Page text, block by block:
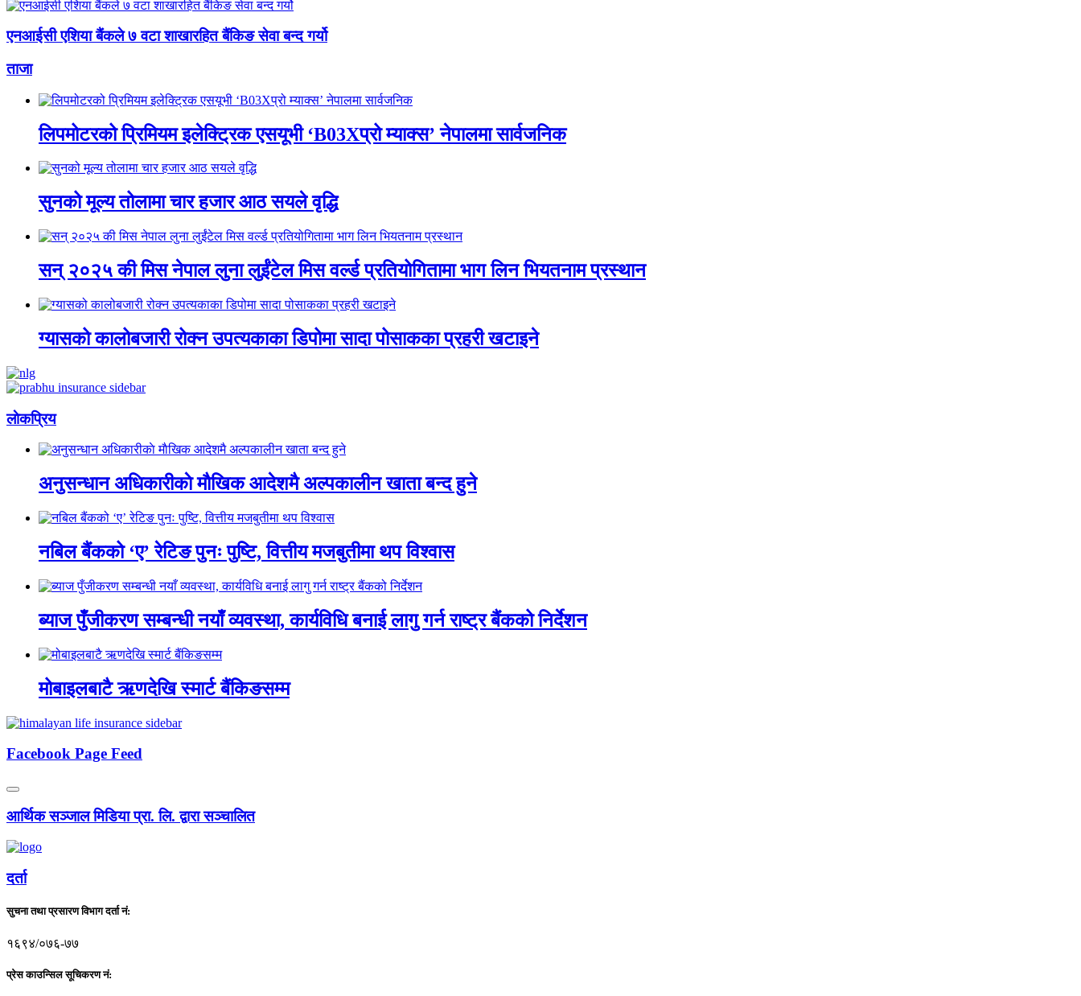
एनआईसी एशिया बैंकले ७ वटा शाखारहित बैंकिङ सेवा बन्द गर्यो
ताजा
लिपमोटरको प्रिमियम इलेक्ट्रिक एसयूभी ‘B03Xप्रो म्याक्स’ नेपालमा सार्वजनिक
सुनको मूल्य तोलामा चार हजार आठ सयले वृद्धि
सन् २०२५ की मिस नेपाल लुना लुईंटेल मिस वर्ल्ड प्रतियोगितामा भाग लिन भियतनाम प्रस्थान
ग्यासको कालोबजारी रोक्न उपत्यकाका डिपोमा सादा पोसाकका प्रहरी खटाइने
लाेकप्रिय
अनुसन्धान अधिकारीकाे माैखिक आदेशमै अल्पकालीन खाता बन्द हुने
नबिल बैंकको ‘ए’ रेटिङ पुनः पुष्टि, वित्तीय मजबुतीमा थप विश्वास
ब्याज पुँजीकरण सम्बन्धी नयाँ व्यवस्था, कार्यविधि बनाई लागु गर्न राष्ट्र बैंकको निर्देशन
मोबाइलबाटै ऋणदेखि स्मार्ट बैंकिङसम्म
Facebook Page Feed
आर्थिक सञ्जाल मिडिया प्रा. लि. द्वारा सञ्चालित
दर्ता
सुचना तथा प्रसारण विभाग दर्ता नं:
१६९४/०७६-७७
प्रेस काउन्सिल सूचिकरण नं: